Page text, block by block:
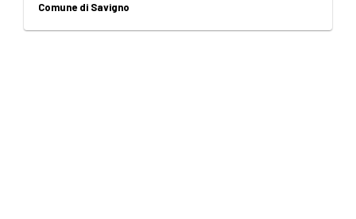
Comune di Savigno